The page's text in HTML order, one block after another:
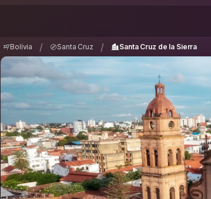
Bolívia / Santa Cruz / Santa Cruz de la Sierra